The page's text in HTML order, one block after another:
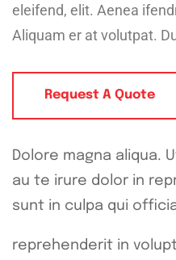
eleifend, elit. Aenea
Aliquam er at volutpat.
Request A Quote
Dolore magna aliqua.
au te irure dolor in
sunt in culpa qui
reprehenderit in